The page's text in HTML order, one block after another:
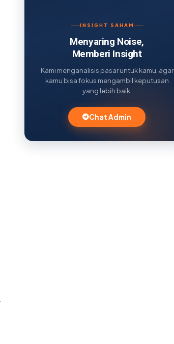
INSIGHT SAHAM
Menyaring Noise,
Memberi Insight
Kami menganalisis pasar untuk kamu, agar
kamu bisa fokus mengambil keputusan
yang lebih baik.
Chat Admin